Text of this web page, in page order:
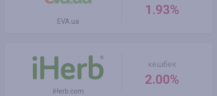
EVA.ua
1.93%
iHerb.com
кешбек
2.00%